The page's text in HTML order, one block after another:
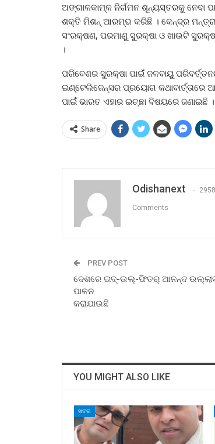
ଅଙ୍ଗାଳକାମ୍ଳ ନିର୍ଗମନ ଶୂନ୍ୟସ୍ତରକୁ ନେବା
ଶକ୍ତି ମିଶନ୍‍ ଆରମ୍ଭ କରିଛି । କେନ୍ଦ୍ର ମନ୍ତ୍ରୀ
ସଂରକ୍ଷଣ, ପରମାଣୁ ସୁରକ୍ଷା ଓ ଖାଉଟି
।
ପରିବେଶର ସୁରକ୍ଷା ପାଇଁ ଜଳବାୟୁ
ଇଣ୍ଟେଲିଜେନ୍ସର ପ୍ରୟୋଗ
ପାଇଁ ଭାରତ ଏହାର ଇଚ୍ଛା ବିଷୟରେ ଜଣାଇଛି ।
Share
Odishanext
Comments
PREV POST
ଦେଶରେ ଇଦ୍‍-ଉଲ୍‍-ଫିତର୍‍ ଆନନ୍ଦ
ପାଳନ
କରାଯାଉଛି
YOU MIGHT ALSO LIKE
ଖବର